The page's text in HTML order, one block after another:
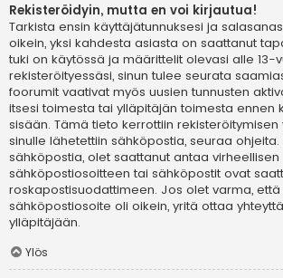
Rekisteröidyin, mutta en voi kirjautua!
Tarkista ensin käyttäjätunnuksesi ja
oikein, yksi kahdesta asiasta on saattanut
tuki on käytössä ja määrittelit olevasi alle 13-
rekisteröityessäsi, sinun tulee seurata
foorumit vaativat myös uusien tunnusten
itsesi toimesta tai ylläpitäjän toimesta ennen
sisään. Tämä tieto kerrottiin
sinulle lähetettiin sähköpostia, seuraa
sähköpostia, olet saattanut antaa virheellisen
sähköpostiosoitteen tai sähköpostit ovat
roskapostisuodattimeen. Jos olet varma,
sähköpostiosoite oli oikein, yritä ottaa
ylläpitäjään.
Ylös